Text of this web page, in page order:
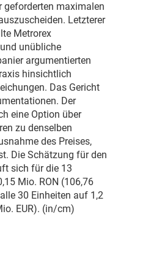
geforderten maximalen
Letzterer
Metrorex
unübliche
argumentierten
hinsichtlich
Das Gericht
Der
eine Option über
zu denselben
des Preises,
Die Schätzung für den
sich für die 13
Mio. RON (106,76
30 Einheiten auf 1,2
EUR). (in/cm)